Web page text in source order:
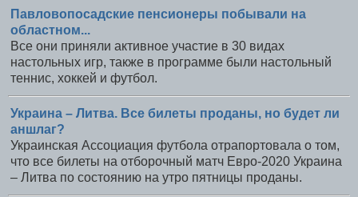
Павловопосадские пенсионеры побывали на
областном...
Все они приняли активное участие в 30 видах
настольных игр, также в программе были настольный
теннис, хоккей и футбол.
Украина – Литва. Все билеты проданы, но будет ли
аншлаг?
Украинская Ассоциация футбола отрапортовала о том,
что все билеты на отборочный матч Евро-2020 Украина
– Литва по состоянию на утро пятницы проданы.